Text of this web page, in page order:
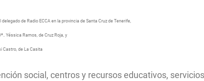
de Radio ECCA en la provincia de Santa Cruz de Tenerife,
Yéssica Ramos, de Cruz Roja, y
Castro, de La Casita
social, centros y recursos educativos,